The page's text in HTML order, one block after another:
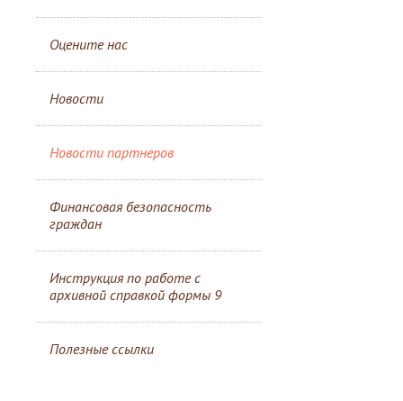
Оцените нас
Новости
Новости партнеров
Финансовая безопасность
граждан
Инструкция по работе с
архивной справкой формы 9
Полезные ссылки